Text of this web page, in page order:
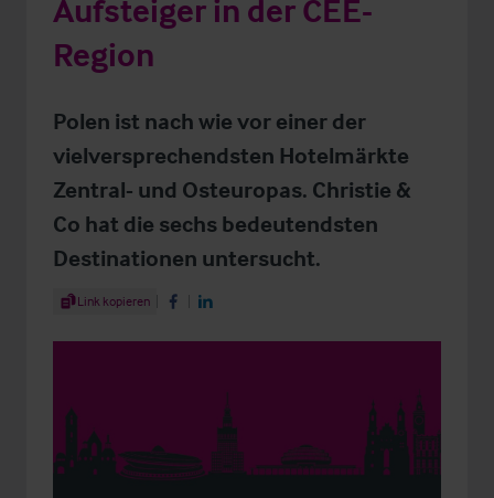
Aufsteiger in der CEE-
Region
Polen ist nach wie vor einer der
vielversprechendsten Hotelmärkte
Zentral- und Osteuropas. Christie &
Co hat die sechs bedeutendsten
Destinationen untersucht.
Share Article
Link kopieren Share on Facebook
Share on LinkedIn